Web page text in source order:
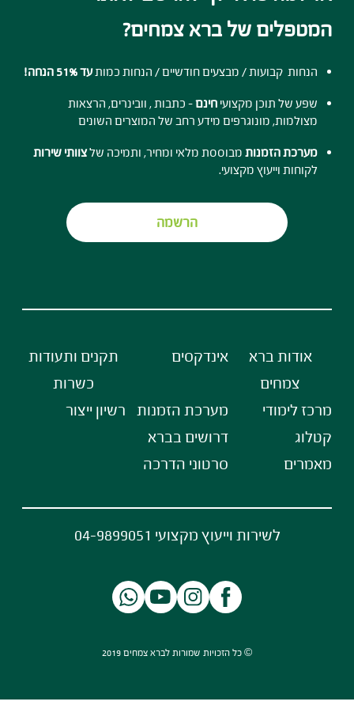
המטפלים של ברא צמחים?
הנחות קבועות / מבצעים חודשיים / הנחות כמותעד 51% הנחה!
שפע של תוכן מקצועיחינם- כתבות , וובינרים, הרצאות
מצולמות, מונוגרפים מידע רחב של המוצרים השונים
מערכת הזמנות מבוססת מלאי ומחיר, ותמיכה שלצוותי שירות
לקוחות וייעוץ מקצועי.
הרשמה
אודות ברא
צמחים
מרכז לימודי
קטלוג
מאמרים
אינדקסים
מערכת הזמנות
דרושים בברא
סרטוני הדרכה
תקנים ותעודות
כשרות
רשיון ייצור
לשירות וייעוץ מקצועי 04-9899051
© כל הזכויות שמורות לברא צמחים 2019